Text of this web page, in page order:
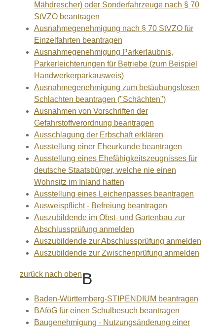
Mähdrescher) oder Sonderfahrzeuge nach § 70
StVZO beantragen
Ausnahmegenehmigung nach § 70 StVZO für
Einzelfahrten beantragen
Ausnahmegenehmigung Parkerlaubnis,
Parkerleichterungen für Betriebe (zum Beispiel
Handwerkerparkausweis)
Ausnahmegenehmigung zum betäubungslosen
Schlachten beantragen ("Schächten")
Ausnahmen von Vorschriften der
Gefahrstoffverordnung beantragen
Ausschlagung der Erbschaft erklären
Ausstellung einer Eheurkunde beantragen
Ausstellung eines Ehefähigkeitszeugnisses für
deutsche Staatsbürger, welche nie einen
Wohnsitz im Inland hatten
Ausstellung eines Leichenpasses beantragen
Ausweispflicht - Befreiung beantragen
Auszubildende im Obst- und Gartenbau zur
Abschlussprüfung anmelden
Auszubildende zur Abschlussprüfung anmelden
Auszubildende zur Zwischenprüfung anmelden
zurück nach obenB
Baden-Württemberg-STIPENDIUM beantragen
BAföG für einen Schulbesuch beantragen
Baugenehmigung - Nutzungsänderung einer